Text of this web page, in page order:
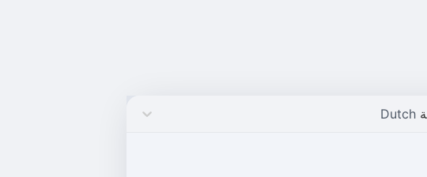
Dutch